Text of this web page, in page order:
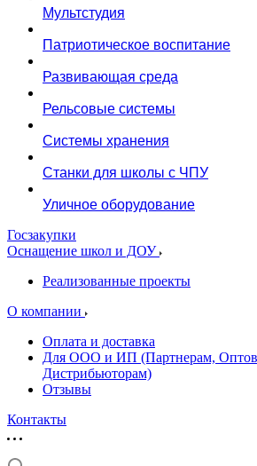
Мультстудия
Патриотическое воспитание
Развивающая среда
Рельсовые системы
Системы хранения
Станки для школы с ЧПУ
Уличное оборудование
Госзакупки
Оснащение школ и ДОУ
Реализованные проекты
О компании
Оплата и доставка
Для ООО и ИП (Партнерам,
Дистрибьюторам)
Отзывы
Контакты